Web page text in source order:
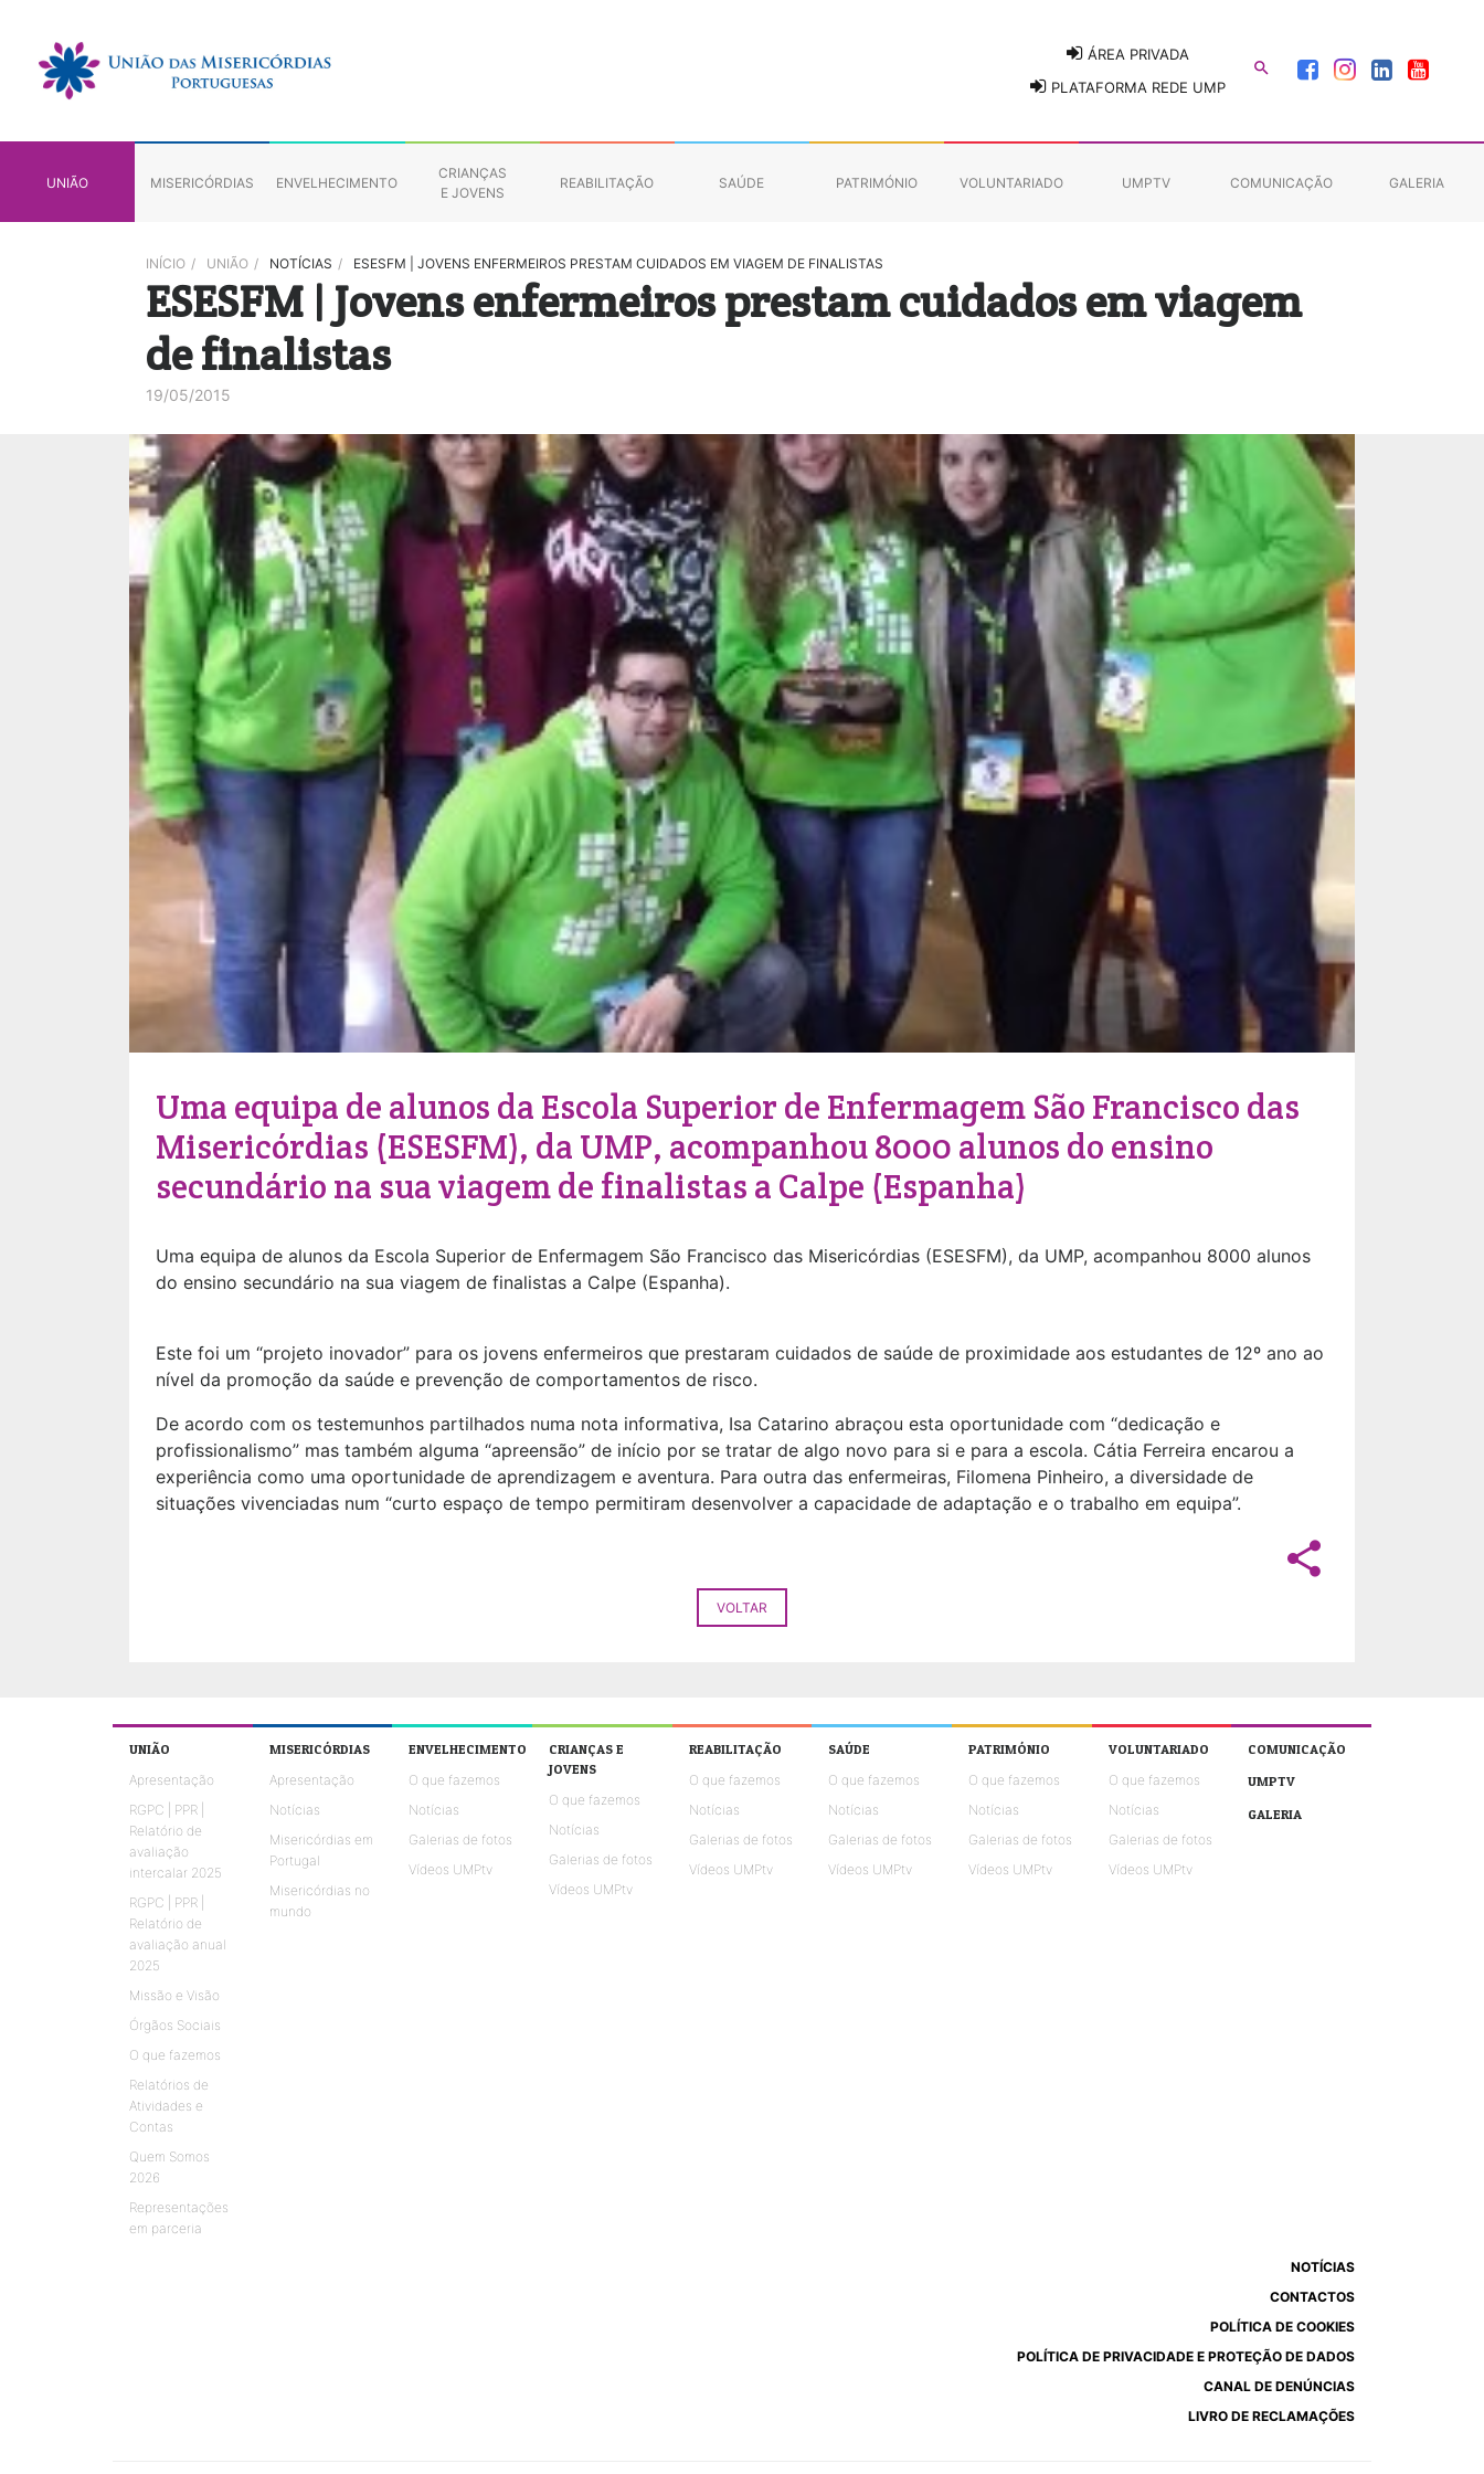
ÁREA PRIVADA
PLATAFORMA REDE UMP

UNIÃO MISERICÓRDIAS ENVELHECIMENTO
CRIANÇAS
E JOVENS
REABILITAÇÃO SAÚDE PATRIMÓNIO VOLUNTARIADO UMPTV COMUNICAÇÃO GALERIA
INÍCIO / UNIÃO / NOTÍCIAS / ESESFM | JOVENS ENFERMEIROS PRESTAM CUIDADOS EM VIAGEM DE FINALISTAS
ESESFM | Jovens enfermeiros prestam cuidados em viagem
de finalistas
19/05/2015
Uma equipa de alunos da Escola Superior de Enfermagem São Francisco das
Misericórdias (ESESFM), da UMP, acompanhou 8000 alunos do ensino
secundário na sua viagem de finalistas a Calpe (Espanha)
Uma equipa de alunos da Escola Superior de Enfermagem São Francisco das Misericórdias (ESESFM), da UMP, acompanhou 8000 alunos
do ensino secundário na sua viagem de finalistas a Calpe (Espanha).
Este foi um “projeto inovador” para os jovens enfermeiros que prestaram cuidados de saúde de proximidade aos estudantes de 12º ano ao
nível da promoção da saúde e prevenção de comportamentos de risco.
De acordo com os testemunhos partilhados numa nota informativa, Isa Catarino abraçou esta oportunidade com “dedicação e
profissionalismo” mas também alguma “apreensão” de início por se tratar de algo novo para si e para a escola. Cátia Ferreira encarou a
experiência como uma oportunidade de aprendizagem e aventura. Para outra das enfermeiras, Filomena Pinheiro, a diversidade de
situações vivenciadas num “curto espaço de tempo permitiram desenvolver a capacidade de adaptação e o trabalho em equipa”.
share
VOLTAR
UNIÃO
Apresentação
RGPC | PPR |
Relatório de
avaliação
intercalar 2025
RGPC | PPR |
Relatório de
avaliação anual
2025
Missão e Visão
Órgãos Sociais
O que fazemos
Relatórios de
Atividades e
Contas
Quem Somos
2026
Representações
em parceria
MISERICÓRDIAS
Apresentação
Notícias
Misericórdias em
Portugal
Misericórdias no
mundo
ENVELHECIMENTO
O que fazemos
Notícias
Galerias de fotos
Vídeos UMPtv
CRIANÇAS E
JOVENS
O que fazemos
Notícias
Galerias de fotos
Vídeos UMPtv
REABILITAÇÃO
O que fazemos
Notícias
Galerias de fotos
Vídeos UMPtv
SAÚDE
O que fazemos
Notícias
Galerias de fotos
Vídeos UMPtv
PATRIMÓNIO
O que fazemos
Notícias
Galerias de fotos
Vídeos UMPtv
VOLUNTARIADO
O que fazemos
Notícias
Galerias de fotos
Vídeos UMPtv
COMUNICAÇÃO
UMPTV
GALERIA
NOTÍCIAS
CONTACTOS
POLÍTICA DE COOKIES
POLÍTICA DE PRIVACIDADE E PROTEÇÃO DE DADOS
CANAL DE DENÚNCIAS
LIVRO DE RECLAMAÇÕES